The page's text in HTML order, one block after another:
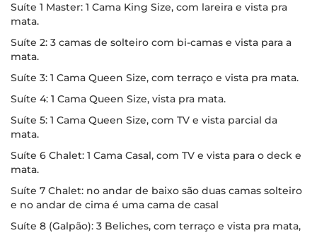
Suíte 1 Master: 1 Cama King Size, com lareira e vista pra
mata.
Suíte 2: 3 camas de solteiro com bi-camas e vista para a
mata.
Suíte 3: 1 Cama Queen Size, com terraço e vista pra mata.
Suíte 4: 1 Cama Queen Size, vista pra mata.
Suíte 5: 1 Cama Queen Size, com TV e vista parcial da
mata.
Suíte 6 Chalet: 1 Cama Casal, com TV e vista para o deck e
mata.
Suíte 7 Chalet: no andar de baixo são duas camas solteiro
e no andar de cima é uma cama de casal
Suíte 8 (Galpão): 3 Beliches, com terraço e vista pra mata,